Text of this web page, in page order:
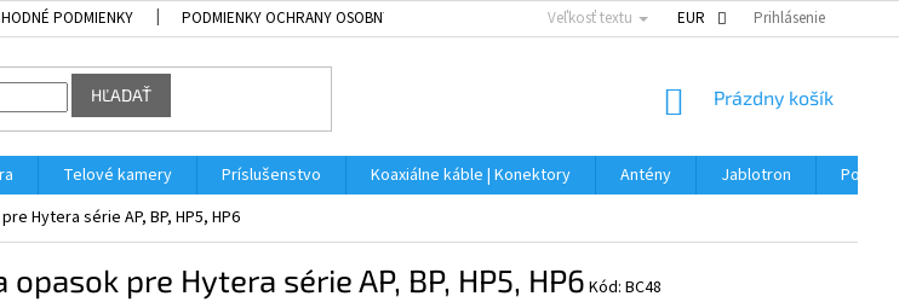
PODMIENKY PODMIENKY OCHRANY OSOBNÝCH ÚDAJOV Veľkosť textu EUR Prihlásenie
HĽADAŤ
NÁKUPNÝ
Prázdny košík
Telové kamery Príslušenstvo Koaxiálne káble | Konektory Antény Jablotron
Hytera série AP, BP, HP5, HP6
pre Hytera série AP, BP, HP5, HP6 Kód: BC48